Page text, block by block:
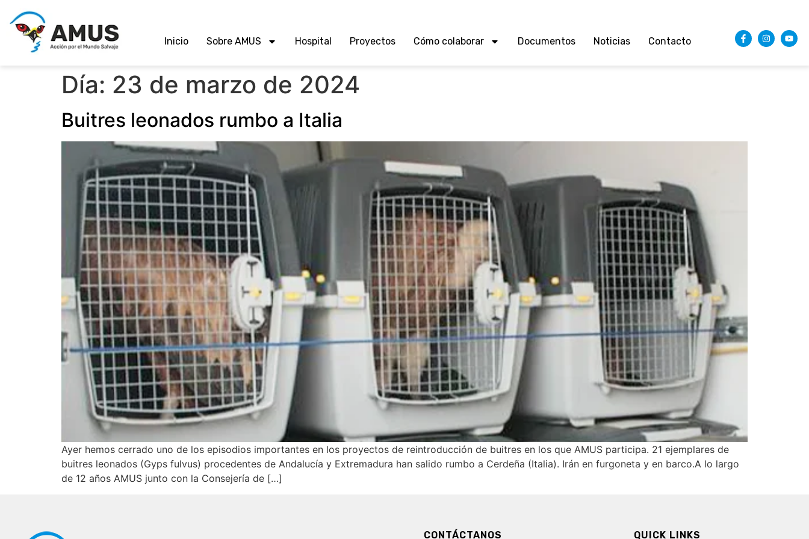
Inicio Sobre AMUS Hospital Proyectos Cómo colaborar Documentos Noticias Contacto
Día: 23 de marzo de 2024
Buitres leonados rumbo a Italia
Ayer hemos cerrado uno de los episodios importantes en los proyectos de reintroducción de buitres en los que AMUS participa. 21 ejemplares de
buitres leonados (Gyps fulvus) procedentes de Andalucía y Extremadura han salido rumbo a Cerdeña (Italia). Irán en furgoneta y en barco.A lo largo
de 12 años AMUS junto con la Consejería de […]
CONTÁCTANOS QUICK LINKS